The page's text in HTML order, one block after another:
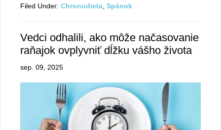
Filed Under: Chronodieta Spánok
Vedci odhalili, ako môže načasovanie
raňajok ovplyvniť dĺžku vášho života
sep. 09, 2025